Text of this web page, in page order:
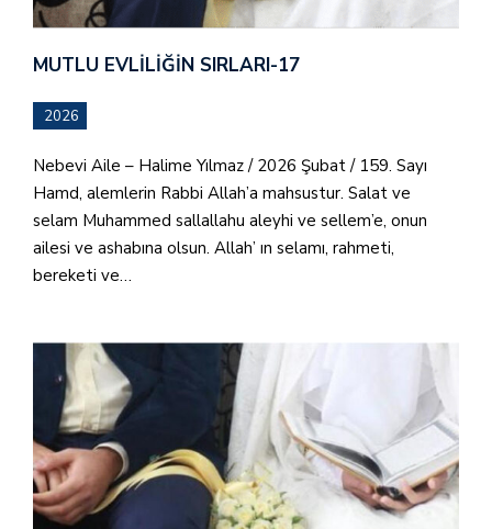
MUTLU EVLILIĞIN SIRLARI-17
2026
Nebevi Aile – Halime Yılmaz / 2026 Şubat / 159. Sayı
Hamd, alemlerin Rabbi Allah’a mahsustur. Salat ve
selam Muhammed sallallahu aleyhi ve sellem’e, onun
ailesi ve ashabına olsun. Allah’ ın selamı, rahmeti,
bereketi ve…